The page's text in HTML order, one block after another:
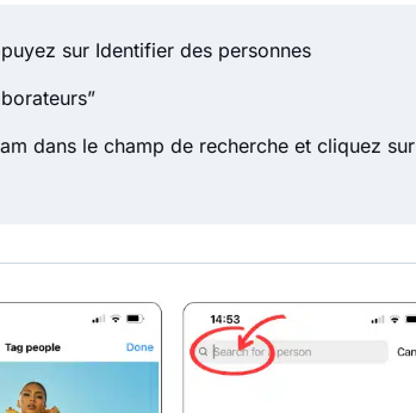
sur Identifier des personnes
dans le champ de recherche et cliquez sur